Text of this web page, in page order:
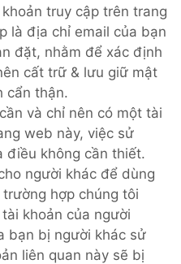
truy cập trên trang
là địa chỉ email của bạn
đặt, nhằm để xác định
cất trữ & lưu giữ mật
cẩn thận.
và chỉ nên có một tài
web này, việc sử
điều không cần thiết.
người khác để dùng
hợp chúng tôi
khoản của người
bạn bị người khác sử
liên quan này sẽ bị